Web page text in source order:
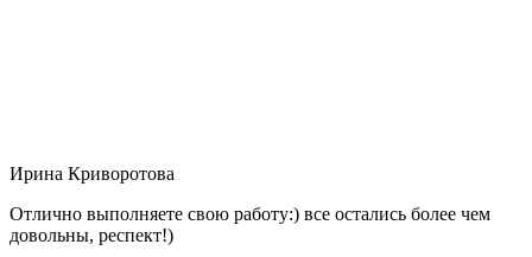
Ирина Криворотова
Отлично выполняете свою работу:) все остались более чем
довольны, респект!)